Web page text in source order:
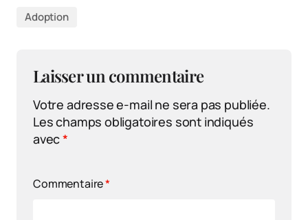
Adoption
Laisser un commentaire
Votre adresse e-mail ne sera pas publiée.
Les champs obligatoires sont indiqués
avec*
Commentaire*